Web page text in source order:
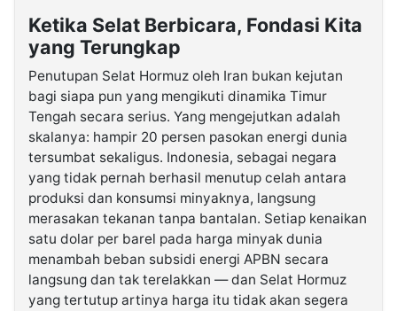
Ketika Selat Berbicara, Fondasi Kita
yang Terungkap
Penutupan Selat Hormuz oleh Iran bukan kejutan
bagi siapa pun yang mengikuti dinamika Timur
Tengah secara serius. Yang mengejutkan adalah
skalanya: hampir 20 persen pasokan energi dunia
tersumbat sekaligus. Indonesia, sebagai negara
yang tidak pernah berhasil menutup celah antara
produksi dan konsumsi minyaknya, langsung
merasakan tekanan tanpa bantalan. Setiap kenaikan
satu dolar per barel pada harga minyak dunia
menambah beban subsidi energi APBN secara
langsung dan tak terelakkan — dan Selat Hormuz
yang tertutup artinya harga itu tidak akan segera